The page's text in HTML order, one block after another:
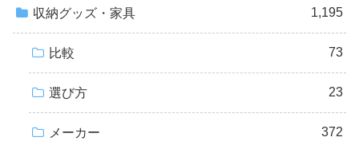
収納グッズ・家具 1,195
比較 73
選び方 23
メーカー 372